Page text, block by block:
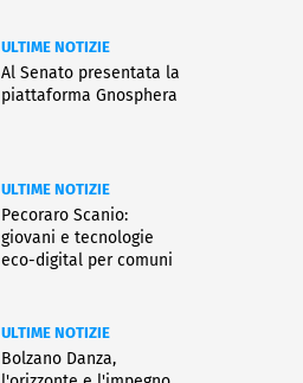
ULTIME NOTIZIE
Al Senato presentata la
piattaforma Gnosphera
ULTIME NOTIZIE
Pecoraro Scanio:
giovani e tecnologie
eco-digital per comuni
ULTIME NOTIZIE
Bolzano Danza,